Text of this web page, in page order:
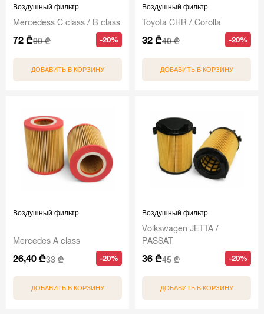
Воздушный фильтр
Mercedess C class / B class
72 ₾90 ₾ -20%
ДОБАВИТЬ В КОРЗИНУ
Воздушный фильтр
Toyota CHR / Corolla
32 ₾40 ₾ -20%
ДОБАВИТЬ В КОРЗИНУ
Воздушный фильтр
Mercedes A class
26,40 ₾33 ₾ -20%
ДОБАВИТЬ В КОРЗИНУ
Воздушный фильтр
Volkswagen JETTA /
PASSAT
36 ₾45 ₾ -20%
ДОБАВИТЬ В КОРЗИНУ